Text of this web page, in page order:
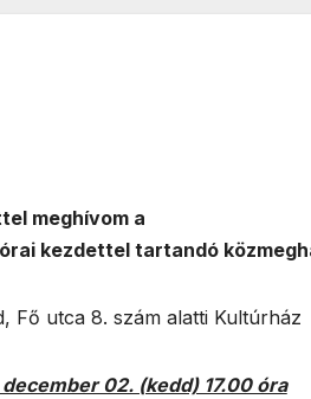
meghívom a
kezdettel tartandó
Fő utca 8. szám alatti Kultúrház
02. (kedd) 17.00 óra